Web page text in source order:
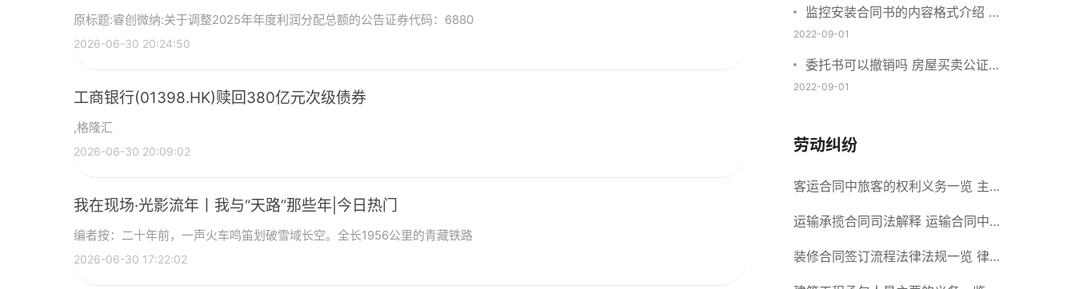
原标题:睿创微纳:关于调整2025年年度利润分配总额的公告证券代码：6880
2026-06-30 20:24:50
工商银行(01398.HK)赎回380亿元次级债券
,格隆汇
2026-06-30 20:09:02
我在现场·光影流年丨我与“天路”那些年|今日热门
编者按：二十年前，一声火车鸣笛划破雪域长空。全长1956公里的青藏铁路
2026-06-30 17:22:02
监控安装合同书的内容格式介绍 一
般包括这些条款
2022-09-01
委托书可以撤销吗 房屋买卖公证可
否撤销
2022-09-01
劳动纠纷
客运合同中旅客的权利义务一览 主
要包括这些内容
运输承揽合同司法解释 运输合同中
承运人的义务有哪些
装修合同签订流程法律法规一览 律